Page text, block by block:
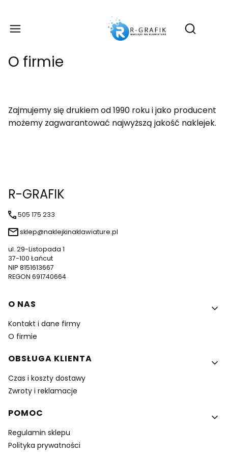
Otwórz
O firmie
Zajmujemy się drukiem od 1990 roku i jako producent
możemy zagwarantować najwyższą jakość naklejek.
R-GRAFIK
505 175 233
sklep@naklejkinaklawiature.pl
ul. 29-Listopada 1
37-100 Łańcut
NIP 8151613667
REGON 691740664
Linki w stopce
O NAS
Kontakt i dane firmy
O firmie
OBSŁUGA KLIENTA
Czas i koszty dostawy
Zwroty i reklamacje
POMOC
Regulamin sklepu
Polityka prywatności